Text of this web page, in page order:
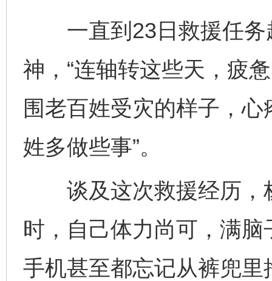
一直到23日救援任务
神，“连轴转这些天，疲
围老百姓受灾的样子，
姓多做些事”。
谈及这次救援经历，
时，自己体力尚可，满
手机甚至都忘记从裤兜